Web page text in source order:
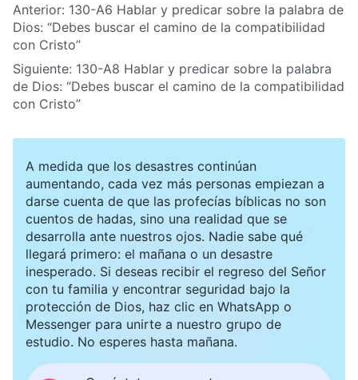
Anterior: 130-A6 Hablar y predicar sobre la palabra de
Dios: “Debes buscar el camino de la compatibilidad
con Cristo”
Siguiente: 130-A8 Hablar y predicar sobre la palabra
de Dios: “Debes buscar el camino de la compatibilidad
con Cristo”
A medida que los desastres continúan
aumentando, cada vez más personas empiezan a
darse cuenta de que las profecías bíblicas no son
cuentos de hadas, sino una realidad que se
desarrolla ante nuestros ojos. Nadie sabe qué
llegará primero: el mañana o un desastre
inesperado. Si deseas recibir el regreso del Señor
con tu familia y encontrar seguridad bajo la
protección de Dios, haz clic en WhatsApp o
Messenger para unirte a nuestro grupo de
estudio. No esperes hasta mañana.